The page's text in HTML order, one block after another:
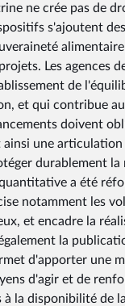
ne crée pas de
s'ajoutent
Les agences
de
et qui contribue
doivent
ainsi une
durablement
a été
notamment les
et encadre la
la
d'apporter une
d'agir et de
la disponibilité de